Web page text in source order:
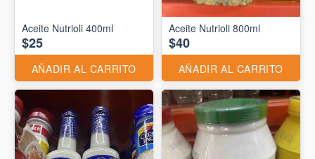
Aceite Nutrioli 400ml
$25
AÑADIR AL CARRITO
Aceite Nutrioli 800ml
$40
AÑADIR AL CARRITO